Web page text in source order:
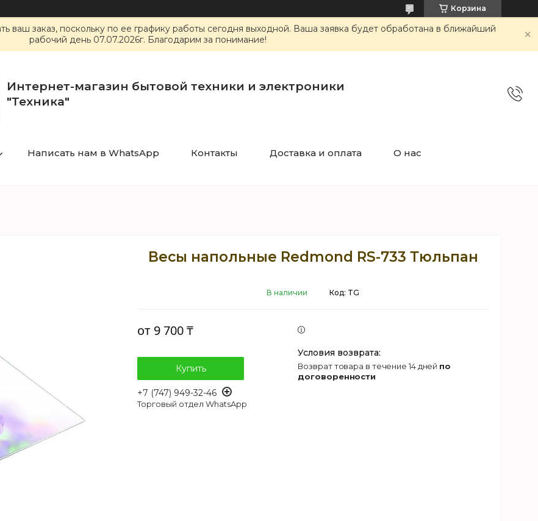
Корзина
ваш заказ, поскольку по ее графику работы сегодня выходной. Ваша заявка будет обработана в ближайший
рабочий день 07.07.2026г. Благодарим за понимание!
Интернет-магазин бытовой техники и электроники
"Техника"
Написать нам в WhatsApp Контакты Доставка и оплата О нас
Весы напольные Redmond RS-733 Тюльпан
В наличии Код: TG
от 9 700 ₸
Купить
+7 (747) 949-32-46
Торговый отдел WhatsApp
возврат товара в течение 14 дней по
договоренности